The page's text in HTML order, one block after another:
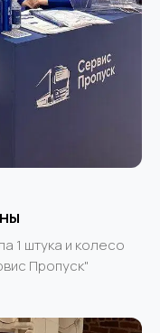
1 штука и колесо
Пропуск"